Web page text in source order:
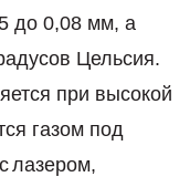
до 0,08 мм, а
Цельсия.
при высокой
газом под
лазером,